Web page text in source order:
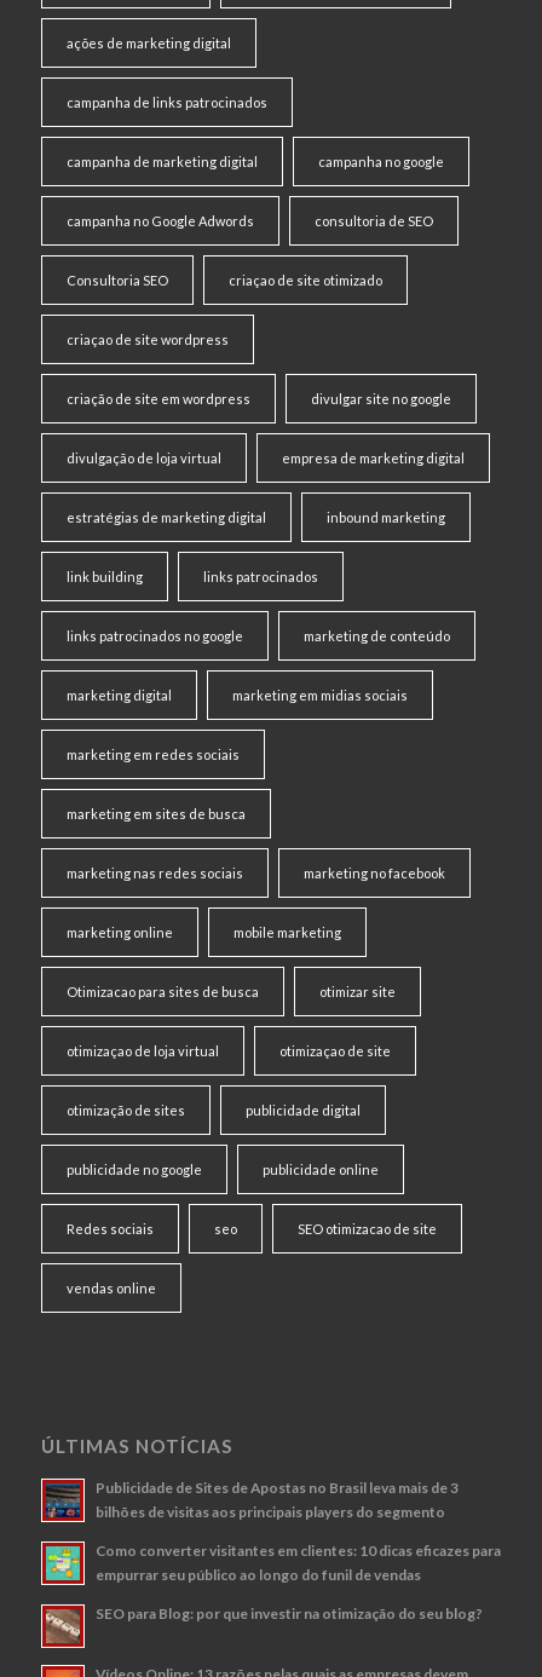
ações de marketing digital
campanha de links patrocinados
campanha de marketing digital campanha no google
campanha no Google Adwords consultoria de SEO
Consultoria SEO criaçao de site otimizado
criaçao de site wordpress
criação de site em wordpress divulgar site no google
divulgação de loja virtual empresa de marketing digital
estratégias de marketing digital inbound marketing
link building links patrocinados
links patrocinados no google marketing de conteúdo
marketing digital marketing em midias sociais
marketing em redes sociais
marketing em sites de busca
marketing nas redes sociais marketing no facebook
marketing online mobile marketing
Otimizacao para sites de busca otimizar site
otimizaçao de loja virtual otimizaçao de site
otimização de sites publicidade digital
publicidade no google publicidade online
Redes sociais seo SEO otimizacao de site
vendas online
ÚLTIMAS NOTÍCIAS
Publicidade de Sites de Apostas no Brasil leva mais de 3
bilhões de visitas aos principais players do segmento
Como converter visitantes em clientes: 10 dicas eficazes para
empurrar seu público ao longo do funil de vendas
SEO para Blog: por que investir na otimização do seu blog?